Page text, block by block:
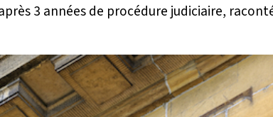
3 années de procédure judiciaire,